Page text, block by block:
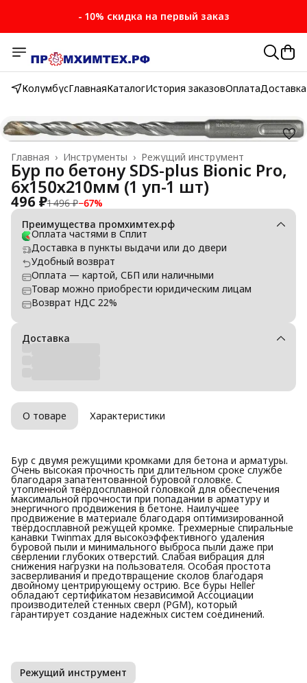
- 10% скидка на первый заказ
КолумбусГлавнаяКаталогИстория заказовОплатаДоставка
Режущий инструмент
Инструменты ›
Главная ›
Бур по бетону SDS-plus Bionic Pro,
6х150х210мм (1 уп-1 шт)
496 ₽1 496 ₽−67%
Преимущества промхимтех.рф
Оплата частями в Сплит
Доставка в пункты выдачи или до двери
Удобный возврат
Оплата — картой, СБП или наличными
Товар можно приобрести юридическим лицам
Возврат НДС 22%
Доставка
О товаре Характеристики
Бур с двумя режущими кромками для бетона и арматуры.
Очень высокая прочность при длительном сроке службе
благодаря запатентованной буровой головке. С
утопленной твёрдосплавной головкой для обеспечения
максимальной прочности при попадании в арматуру и
энергичного продвижения в бетоне. Наилучшее
продвижение в материале благодаря оптимизированной
твёрдосплавной режущей кромкe. Трехмерные спиральные
канавки Twinmax для высокоэффективного удаления
буровой пыли и минимального выброса пыли даже при
сверлении глубоких отверстий. Слабая вибрация для
снижения нагрузки на пользователя. Особая простота
засверливания и предотвращение сколов благодаря
двойному центрирующему острию. Все буры Heller
обладают сертификатом независимой Ассоциации
производителей стенных сверл (PGM), который
гарантирует создание надежных систем соединений.
Режущий инструмент